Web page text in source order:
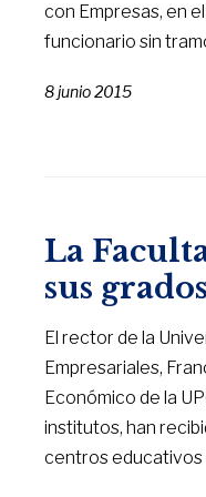
con Empresas, en
funcionario sin
8 junio 2015
La
sus
El rector de la
Empresariales,
Económico de la
institutos, han
centros educativos